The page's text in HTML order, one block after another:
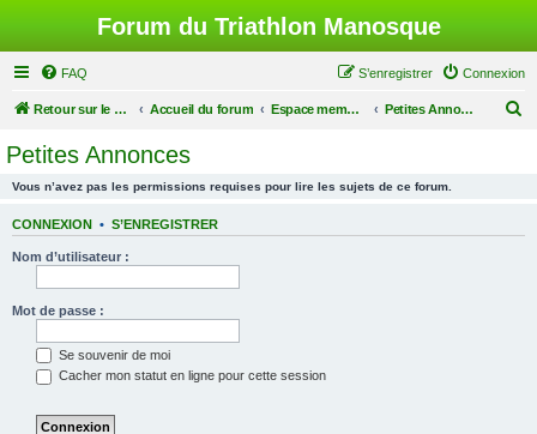
Forum du Triathlon Manosque
FAQ Connexion
S’enregistrer
Retour sur le site du Triathlon Accueil du forum Espace membres du Triathlon de Manosque Petites Annonces
Petites Annonces
Vous n’avez pas les permissions requises pour lire les sujets de ce forum.
CONNEXION • S’ENREGISTRER
Nom d’utilisateur :
Mot de passe :
Se souvenir de moi
Cacher mon statut en ligne pour cette session